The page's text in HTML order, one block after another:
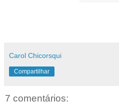
Carol Chicorsqui
Compartilhar
7 comentários: